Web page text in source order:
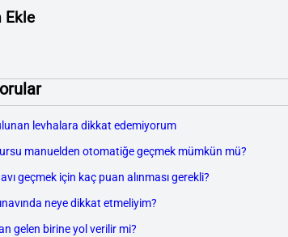
Ekle
levhalara dikkat edemiyorum
manuelden otomatiğe geçmek mümkün mü?
geçmek için kaç puan alınması gerekli?
neye dikkat etmeliyim?
gelen birine yol verilir mi?